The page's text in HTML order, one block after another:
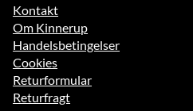
Kontakt
Om Kinnerup
Handelsbetingelser
Cookies
Returformular
Returfragt